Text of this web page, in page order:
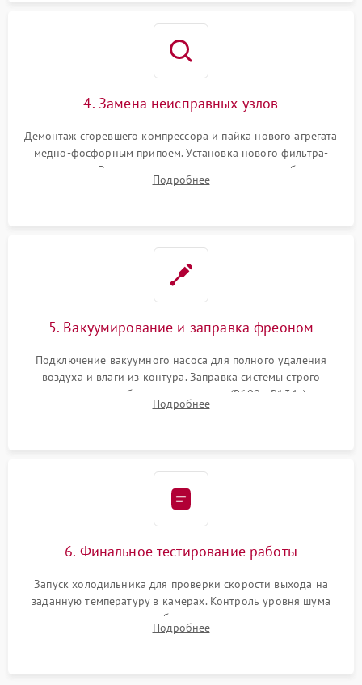
4. Замена неисправных узлов
Демонтаж сгоревшего компрессора и пайка нового агрегата
медно-фосфорным припоем. Установка нового фильтра-
осушителя. Замена изношенных вентиляторов обдува,
сломанных заслонок или поврежденных дверных петель.
Подробнее
5. Вакуумирование и заправка фреоном
Подключение вакуумного насоса для полного удаления
воздуха и влаги из контура. Заправка системы строго
дозированным объемом хладагента (R600a, R134a) по
электронным весам. Контроль рабочего давления в системе.
Подробнее
6. Финальное тестирование работы
Запуск холодильника для проверки скорости выхода на
заданную температуру в камерах. Контроль уровня шума
компрессора, отсутствия обмерзания стенок и корректного
срабатывания системы автоматической оттайки.
Подробнее